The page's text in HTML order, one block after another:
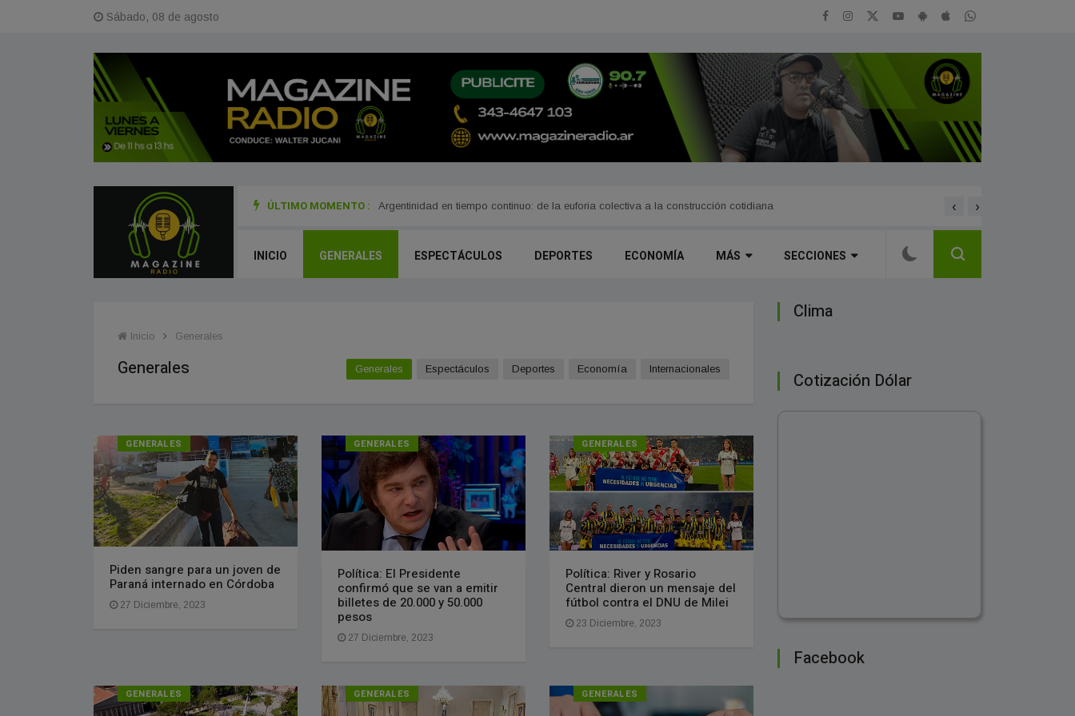
Sábado, 08 de agosto
ÚLTIMO MOMENTO :
cada 1° de agosto y cuáles son los rituales para honrar a la Madre Tierra Argentinidad en tiempo continuo: de la euforia colectiva a la construcción cotidiana Cambios en la venta de
‹ ›
INICIO GENERALES ESPECTÁCULOS DEPORTES ECONOMÍA MÁS SECCIONES
Inicio Generales
Generales Generales Espectáculos Deportes Economía Internacionales
GENERALES
Piden sangre para un joven de
Paraná internado en Córdoba
27 Diciembre, 2023
GENERALES
Política: El Presidente
confirmó que se van a emitir
billetes de 20.000 y 50.000
pesos
27 Diciembre, 2023
GENERALES
Política: River y Rosario
Central dieron un mensaje del
fútbol contra el DNU de Milei
23 Diciembre, 2023
GENERALES GENERALES GENERALES
Clima
Cotización Dólar
Facebook